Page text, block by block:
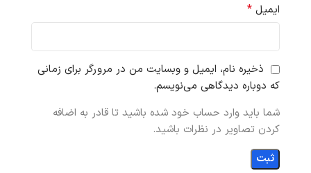
ایمیل *
ذخیره نام، ایمیل و وبسایت من در مرورگر برای زمانی
که دوباره دیدگاهی می‌نویسم.
شما باید وارد حساب خود شده باشید تا قادر به اضافه
کردن تصاویر در نظرات باشید.